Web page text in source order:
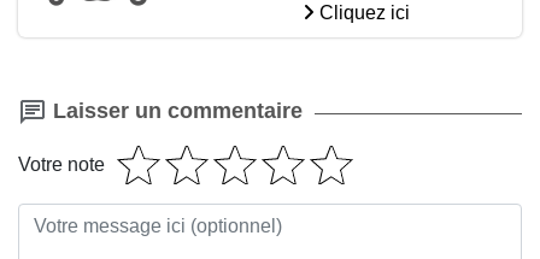
Cliquez ici
Laisser un commentaire
Votre note